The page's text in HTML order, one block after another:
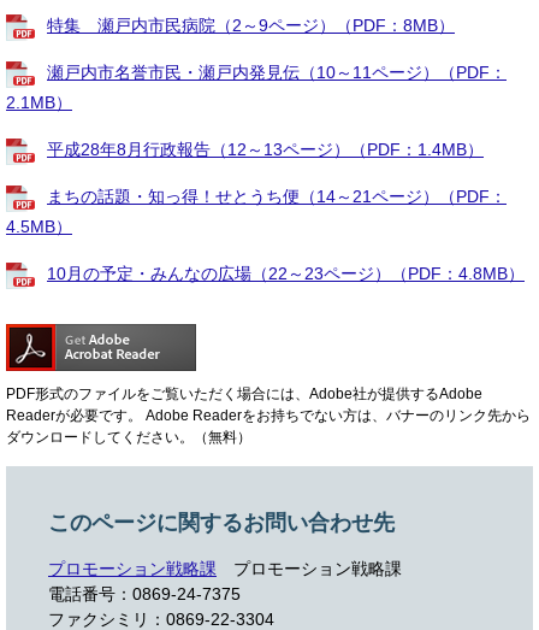
特集 瀬戸内市民病院（2～9ページ）（PDF：8MB）
瀬戸内市名誉市民・瀬戸内発見伝（10～11ページ）（PDF：
2.1MB）
平成28年8月行政報告（12～13ページ）（PDF：1.4MB）
まちの話題・知っ得！せとうち便（14～21ページ）（PDF：
4.5MB）
10月の予定・みんなの広場（22～23ページ）（PDF：4.8MB）
PDF形式のファイルをご覧いただく場合には、Adobe社が提供するAdobe
Readerが必要です。
Adobe Readerをお持ちでない方は、バナーのリンク先から
ダウンロードしてください。（無料）
このページに関するお問い合わせ先
プロモーション戦略課
プロモーション戦略課
電話番号：0869-24-7375
ファクシミリ：0869-22-3304